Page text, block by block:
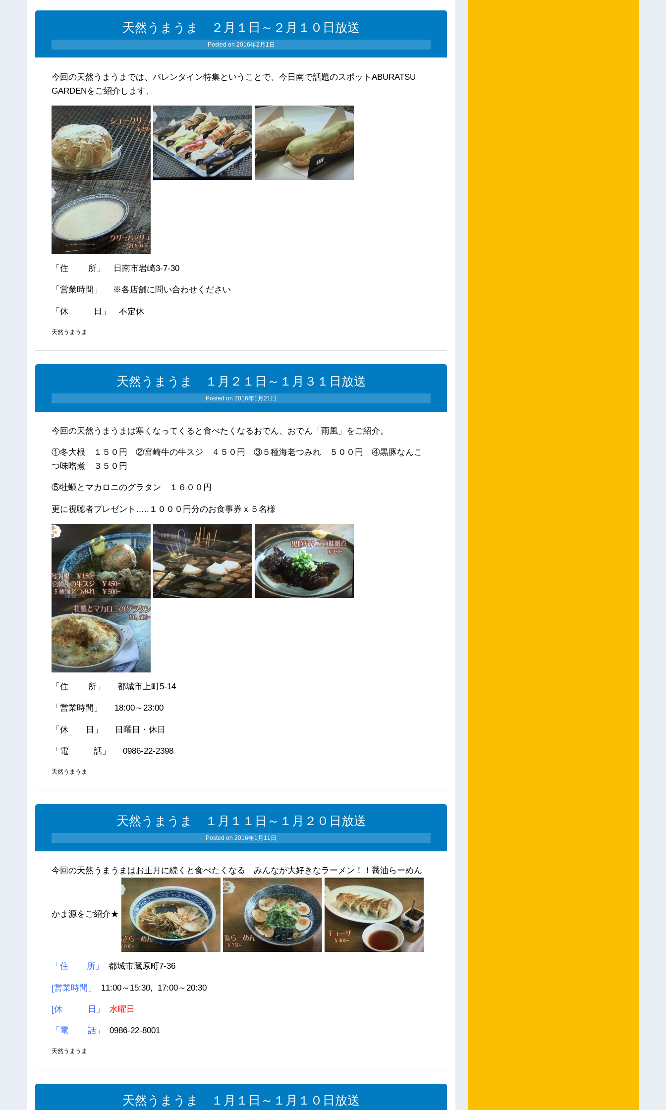
天然うまうま ２月１日～２月１０日放送
Posted on 2016年2月1日
今回の天然うまうまでは、バレンタイン特集ということで、今日南で話題のスポットABURATSU
GARDENをご紹介します、
「住 所」 日南市岩崎3-7-30
「営業時間」 ※各店舗に問い合わせください
「休 日」 不定休
天然うまうま
天然うまうま １月２１日～１月３１日放送
Posted on2016年1月21日
今回の天然うまうまは寒くなってくると食べたくなるおでん、おでん「雨風」をご紹介。
①冬大根 １５０円 ②宮崎牛の牛スジ ４５０円 ③５種海老つみれ ５００円 ④黒豚なんこ
つ味噌煮 ３５０円
⑤牡蠣とマカロニのグラタン １６００円
更に視聴者プレゼント…..１０００円分のお食事券ｘ５名様
「住 所」 都城市上町5-14
「営業時間」 18:00～23:00
「休 日」 日曜日・休日
「電 話」 0986-22-2398
天然うまうま
天然うまうま １月１１日～１月２０日放送
Posted on2016年1月11日
今回の天然うまうまはお正月に続くと食べたくなる みんなが大好きなラーメン！！醤油らーめん
かま源をご紹介★
「住 所」 都城市蔵原町7-36
[営業時間」 11:00～15:30, 17:00～20:30
[休 日」 水曜日
「電 話」 0986-22-8001
天然うまうま
天然うまうま １月１日～１月１０日放送